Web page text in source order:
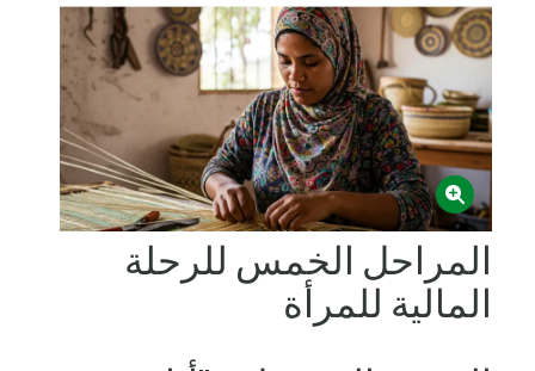
الصورة
المراحل الخمس للرحلة
المالية للمرأة